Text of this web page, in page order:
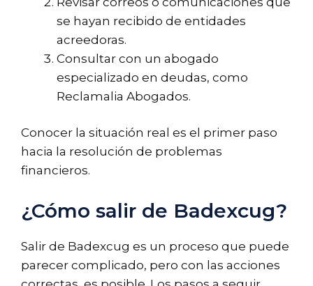
se hayan recibido de entidades
acreedoras.
Consultar con un abogado
especializado en deudas, como
Reclamalia Abogados.
Conocer la situación real es el primer paso
hacia la resolución de problemas
financieros.
¿Cómo salir de Badexcug?
Salir de Badexcug es un proceso que puede
parecer complicado, pero con las acciones